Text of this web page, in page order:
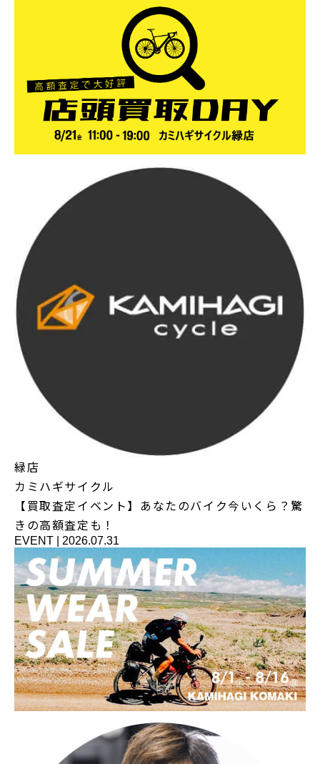
緑店
カミハギサイクル
【買取査定イベント】あなたのバイク今いくら？驚
きの高額査定も！
EVENT 2026.07.31